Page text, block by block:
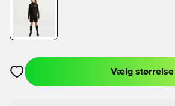
Åbner en Modal til at logge ind eller
Vælg størrelse